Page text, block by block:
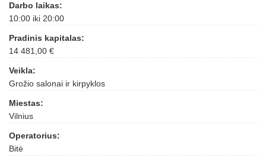
Darbo laikas:
10:00 iki 20:00
Pradinis kapitalas:
14 481,00 €
Veikla:
Grožio salonai ir kirpyklos
Miestas:
Vilnius
Operatorius:
Bitė